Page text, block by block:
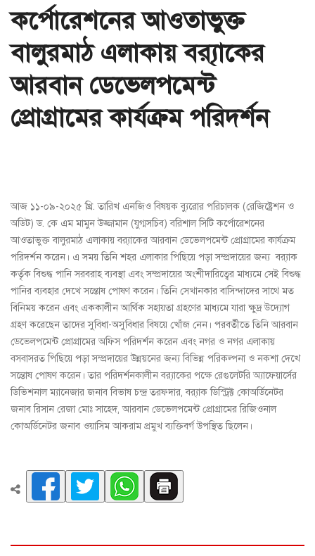
কর্পোরেশনের আওতাভুক্ত
বালুরমাঠ এলাকায় ব্র‍্যাকের
আরবান ডেভেলপমেন্ট
প্রোগ্রামের কার্যক্রম পরিদর্শন
আজ ১১-০৯-২০২৫ খ্রি. তারিখ এনজিও বিষয়ক ব্যুরোর পরিচালক (রেজিষ্ট্রেশন ও
অডিট) ড. কে এম মামুন উজ্জামান (যুগ্মসচিব) বরিশাল সিটি কর্পোরেশনের
আওতাভুক্ত বালুরমাঠ এলাকায় ব্র‍্যাকের আরবান ডেভেলপমেন্ট প্রোগ্রামের কার্যক্রম
পরিদর্শন করেন। এ সময় তিনি শহর এলাকার পিছিয়ে পড়া সম্প্রদায়ের জন্য ব্র‍্যাক
কর্তৃক বিশুদ্ধ পানি সরবরাহ ব্যবস্থা এবং সম্প্রদায়ের অংশীদারিত্বের মাধ্যমে সেই বিশুদ্ধ
পানির ব্যবহার দেখে সন্তোষ পোষণ করেন। তিনি সেখানকার বাসিন্দাদের সাথে মত
বিনিময় করেন এবং এককালীন আর্থিক সহায়তা গ্রহণের মাধ্যমে যারা ক্ষুদ্র উদ্যোগ
গ্রহণ করেছেন তাদের সুবিধা-অসুবিধার বিষয়ে খোঁজ নেন। পরবর্তীতে তিনি আরবান
ডেভেলপমেন্ট প্রোগ্রামের অফিস পরিদর্শন করেন এবং নগর ও নগর এলাকায়
বসবাসরত পিছিয়ে পড়া সম্প্রদায়ের উন্নয়নের জন্য বিভিন্ন পরিকল্পনা ও নকশা দেখে
সন্তোষ পোষণ করেন। তার পরিদর্শনকালীন ব্র‍্যাকের পক্ষে রেগুলেটরি অ্যাফেয়ার্সের
ডিভিশনাল ম্যানেজার জনাব বিভাষ চন্দ্র তরফদার, ব্র‍্যাক ডিস্ট্রিক্ট কোঅর্ডিনেটর
জনাব রিসান রেজা মোঃ সাহেদ, আরবান ডেভেলপমেন্ট প্রোগ্রামের রিজিওনাল
কোঅর্ডিনেটর জনাব ওয়াসিম আকরাম প্রমুখ ব্যক্তিবর্গ উপস্থিত ছিলেন।